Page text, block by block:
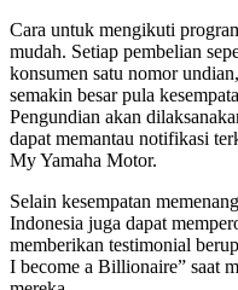
Cara untuk mengikuti
mudah. Setiap pembelian
konsumen satu nomor
semakin besar pula
Pengundian akan
dapat memantau notifikasi
My Yamaha Motor.
Selain kesempatan
Indonesia juga dapat
memberikan testimonial
I become a Billionaire” saat